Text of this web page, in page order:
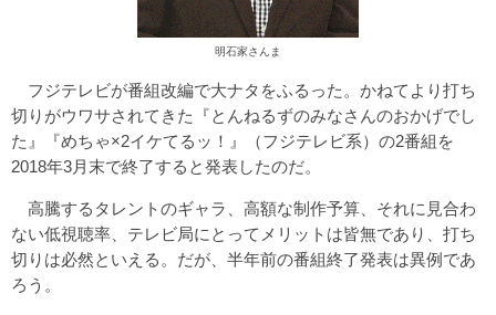
明石家さんま
フジテレビが番組改編で大ナタをふるった。かねてより打ち
切りがウワサされてきた『とんねるずのみなさんのおかげでし
た』『めちゃ×2イケてるッ！』（フジテレビ系）の2番組を
2018年3月末で終了すると発表したのだ。
高騰するタレントのギャラ、高額な制作予算、それに見合わ
ない低視聴率、テレビ局にとってメリットは皆無であり、打ち
切りは必然といえる。だが、半年前の番組終了発表は異例であ
ろう。